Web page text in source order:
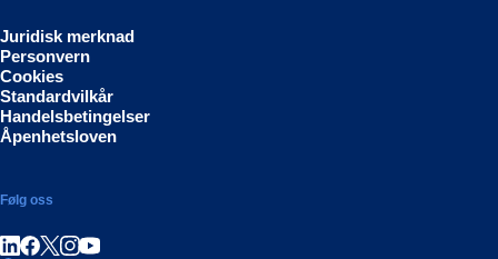
Juridisk merknad
Personvern
Cookies
Standardvilkår
Handelsbetingelser
Åpenhetsloven
Følg oss